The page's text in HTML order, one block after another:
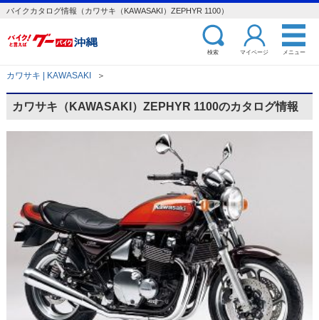
バイクカタログ情報（カワサキ（KAWASAKI）ZEPHYR 1100）
検索 マイページ メニュー
カワサキ | KAWASAKI ＞
カワサキ（KAWASAKI）ZEPHYR 1100のカタログ情報